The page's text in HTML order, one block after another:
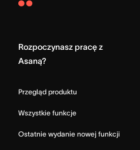
Asana
Rozpoczynasz pracę z
Asaną?
Przegląd produktu
Wszystkie funkcje
Ostatnie wydanie nowej funkcji